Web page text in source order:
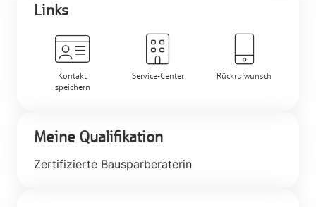
Links
Kontakt
speichern
Service-Center Rückrufwunsch
Meine Qualifikation
Zertifizierte Bausparberaterin